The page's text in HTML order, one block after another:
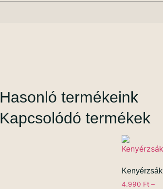
Hasonló termékeink
Kapcsolódó termékek
Kenyérzsák
4.990 Ft –